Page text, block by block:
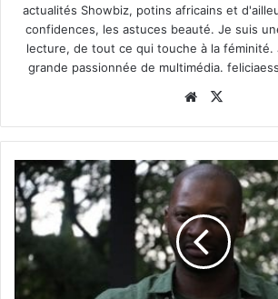
actualités Showbiz, potins africains et
confidences, les astuces beauté. Je suis
lecture, de tout ce qui touche à la féminité.
grande passionnée de multimédia.
Website